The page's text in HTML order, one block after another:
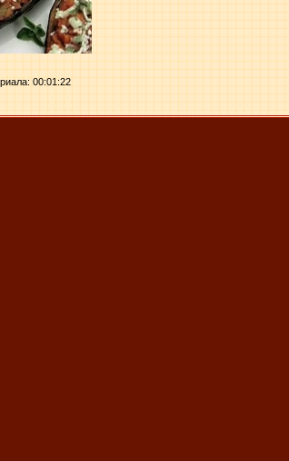
: 00:01:22